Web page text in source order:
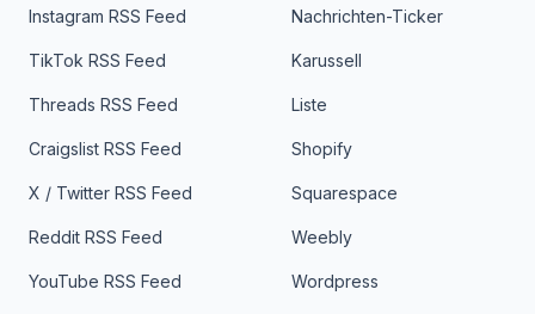
Instagram RSS Feed
TikTok RSS Feed
Threads RSS Feed
Craigslist RSS Feed
X / Twitter RSS Feed
Reddit RSS Feed
YouTube RSS Feed
Nachrichten-Ticker
Karussell
Liste
Shopify
Squarespace
Weebly
Wordpress